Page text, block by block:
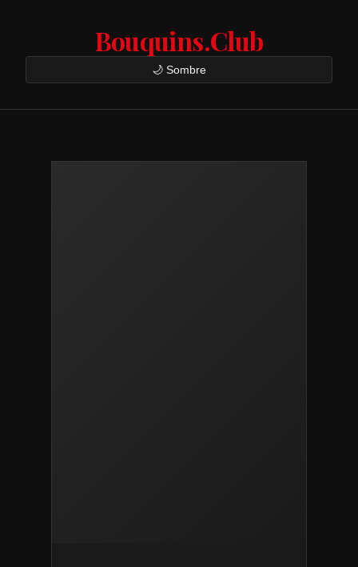
Bouquins.Club
🌙 Sombre